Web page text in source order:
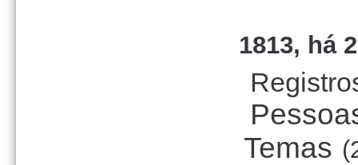
1813, há
Temas